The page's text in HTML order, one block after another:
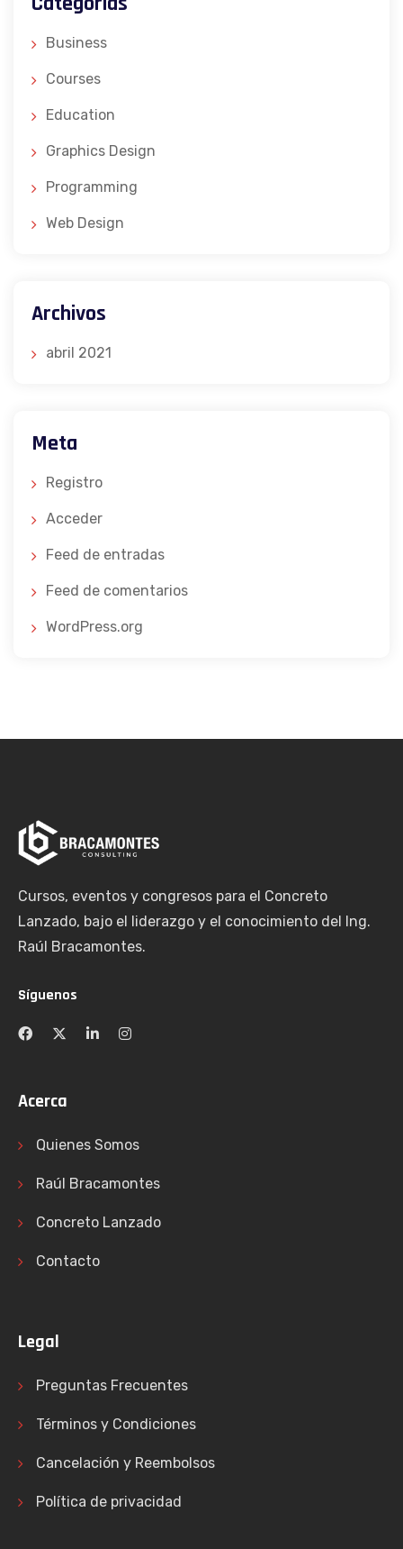
Business
Courses
Education
Graphics Design
Programming
Web Design
Archivos
abril 2021
Meta
Registro
Acceder
Feed de entradas
Feed de comentarios
WordPress.org
Cursos, eventos y congresos para el Concreto
Lanzado, bajo el liderazgo y el conocimiento del Ing.
Raúl Bracamontes.
Síguenos
Acerca
Quienes Somos
Raúl Bracamontes
Concreto Lanzado
Contacto
Legal
Preguntas Frecuentes
Términos y Condiciones
Cancelación y Reembolsos
Política de privacidad